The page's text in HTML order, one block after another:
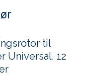
til
Universal, 12